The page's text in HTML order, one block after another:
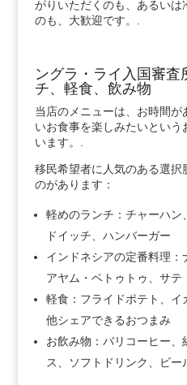
がりいただくのも、あるい
のも、大歓迎です。.
ングラ・ライ入国審査
チ、軽食、飲み物
当店のメニューは、お時間が
いお食事を楽しみたいとい
います。.
移民希望者に人気のある選択
のがあります：
軽めのランチ：チャーハン
ドイッチ、ハンバーガー
インドネシアの定番料理：
アヤム・ベトゥトゥ、サテ
軽食：フライドポテト、
他シェアできるおつまみ
お飲み物：バリコーヒー、
ス、ソフトドリンク、ビー